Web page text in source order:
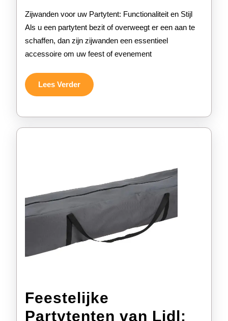
Uw
Perfecte
Partytent
Zijwanden voor uw Partytent: Functionaliteit en Stijl
Als u een partytent bezit of overweegt er een aan te
schaffen, dan zijn zijwanden een essentieel
accessoire om uw feest of evenement
Lees VerderLees
Verder
Feestelijke
Partytenten van Lidl: